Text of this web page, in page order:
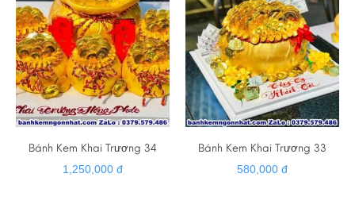
Bánh Kem Khai Trương 34
1,250,000 đ
Bánh Kem Khai Trương 33
580,000 đ